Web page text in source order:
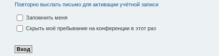
Повторно выслать письмо для активации учётной записи
Запомнить меня
Скрыть моё пребывание на конференции в этот раз